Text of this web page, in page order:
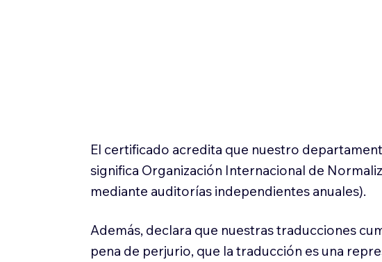
El certificado acredita que nuestro
significa Organización Internacional de
mediante auditorías independientes anuales).
Además, declara que nuestras traducciones
pena de perjurio, que la traducción es una